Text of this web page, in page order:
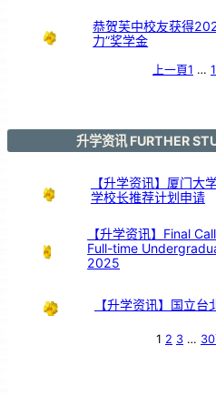
恭贺芙中校友获得
力”奖学金
上一頁1 …
升学资讯 FURTHER
【升学资讯】厦门
学校长推荐计划申请
【升学资讯】Final
Full-time
2025
【升学资讯】国立
1 2 3 … 30